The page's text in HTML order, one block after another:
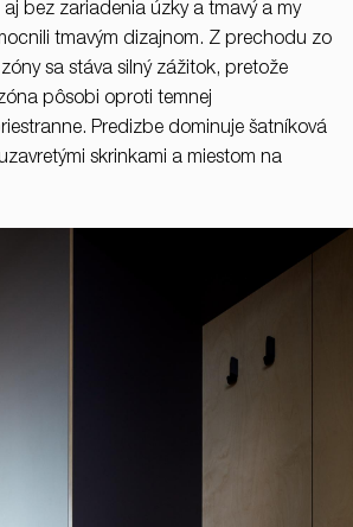
bez zariadenia úzky a tmavý a my
tmavým dizajnom. Z prechodu zo
sa stáva silný zážitok, pretože
pôsobi oproti temnej
Predizbe dominuje šatníková
skrinkami a miestom na